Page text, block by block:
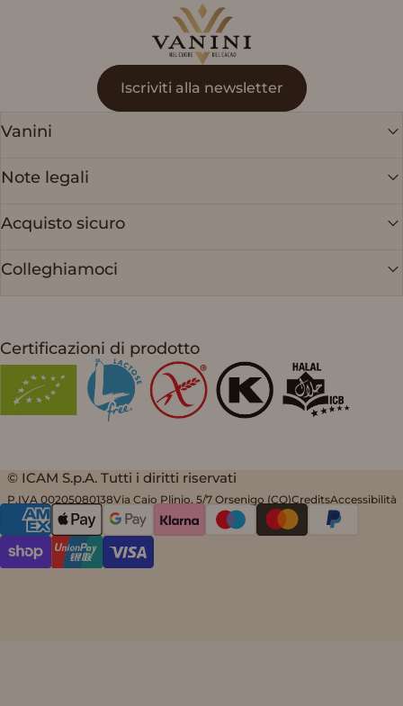
Vanini
Iscriviti alla newsletter
Vanini
Note legali
Acquisto sicuro
Colleghiamoci
Certificazioni di prodotto
© ICAM S.p.A. Tutti i diritti riservati
P.IVA 00205080138Via Caio Plinio, 5/7 Orsenigo (CO)CreditsAccessibilità